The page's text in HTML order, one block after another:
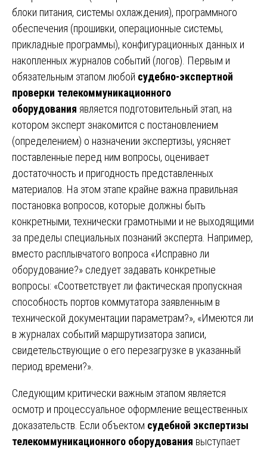
блоки питания, системы охлаждения), программного
обеспечения (прошивки, операционные системы,
прикладные программы), конфигурационных данных и
накопленных журналов событий (логов). Первым и
обязательным этапом любой судебно-экспертной
проверки телекоммуникационного
оборудования является подготовительный этап, на
котором эксперт знакомится с постановлением
(определением) о назначении экспертизы, уясняет
поставленные перед ним вопросы, оценивает
достаточность и пригодность представленных
материалов. На этом этапе крайне важна правильная
постановка вопросов, которые должны быть
конкретными, технически грамотными и не выходящими
за пределы специальных познаний эксперта. Например,
вместо расплывчатого вопроса «Исправно ли
оборудование?» следует задавать конкретные
вопросы: «Соответствует ли фактическая пропускная
способность портов коммутатора заявленным в
технической документации параметрам?», «Имеются ли
в журналах событий маршрутизатора записи,
свидетельствующие о его перезагрузке в указанный
период времени?».
Следующим критически важным этапом является
осмотр и процессуальное оформление вещественных
доказательств. Если объектом судебной экспертизы
телекоммуникационного оборудования выступает